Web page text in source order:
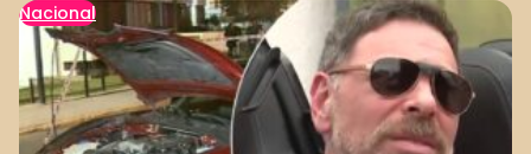
Nacional